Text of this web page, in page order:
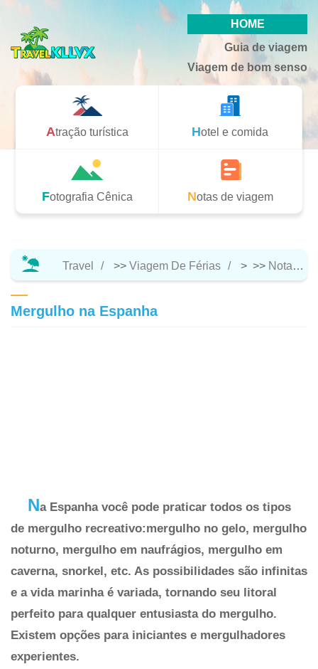
HOME
Guia de viagem
Viagem de bom senso
Atração turística Hotel e comida
Fotografia Cênica Notas de viagem
Travel >> Viagem De Férias > >> Notas De Viagem
Mergulho na Espanha
Na Espanha você pode praticar todos os tipos
de mergulho recreativo:mergulho no gelo, mergulho
noturno, mergulho em naufrágios, mergulho em
caverna, snorkel, etc. As possibilidades são infinitas
e a vida marinha é variada, tornando seu litoral
perfeito para qualquer entusiasta do mergulho.
Existem opções para iniciantes e mergulhadores
experientes.